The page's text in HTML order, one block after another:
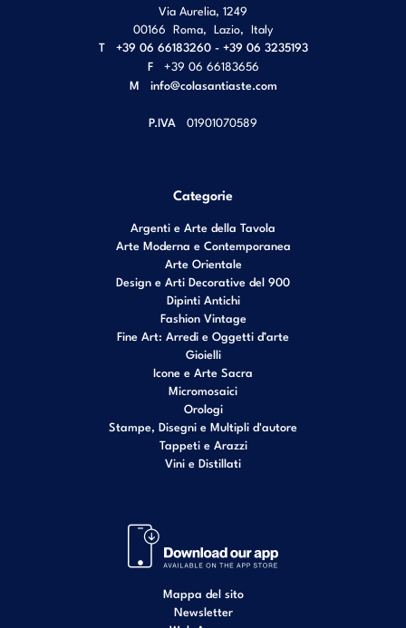
Via Aurelia, 1249
00166 Roma Lazio Italy
T
+39 06 66183260 - +39 06 3235193
F
+39 06 66183656
M info@colasantiaste.com
P.IVA 01901070589
Categorie
Argenti e Arte della Tavola
Arte Moderna e Contemporanea
Arte Orientale
Design e Arti Decorative del 900
Dipinti Antichi
Fashion Vintage
Fine Art: Arredi e Oggetti d’arte
Gioielli
Icone e Arte Sacra
Micromosaici
Orologi
Stampe, Disegni e Multipli d'autore
Tappeti e Arazzi
Vini e Distillati
Mappa del sito
Newsletter